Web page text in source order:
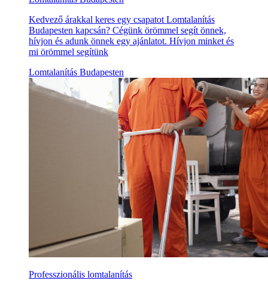
Kedvező árakkal keres egy csapatot Lomtalanítás
Budapesten kapcsán? Cégünk örömmel segít önnek,
hívjon és adunk önnek egy ajánlatot. Hívjon minket és
mi örömmel segítünk
Lomtalanítás Budapesten
Professzionális lomtalanítás